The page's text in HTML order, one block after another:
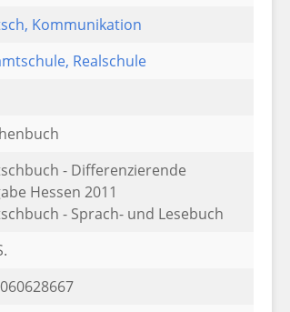
, Kommunikation
, Realschule
- Differenzierende
Hessen 2011
- Sprach- und Lesebuch